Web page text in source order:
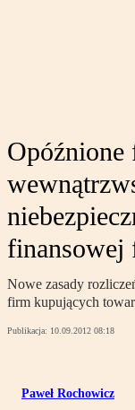
Opóźnione
finansowej
Nowe zasady
firm kupujących
Publikacja: 10.09.2012 08:18
Paweł Rochowicz